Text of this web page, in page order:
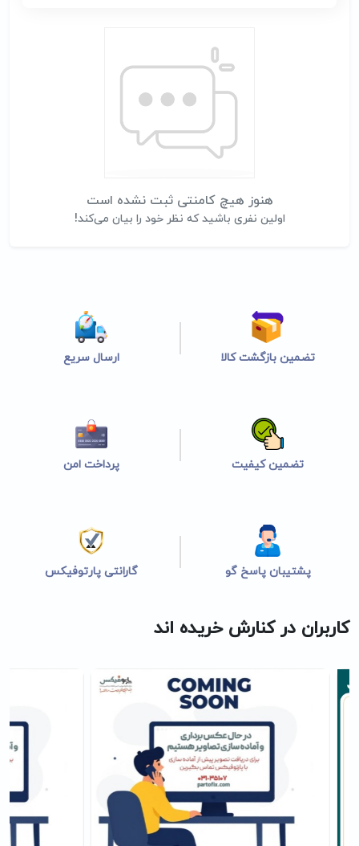
هنوز هیچ کامنتی ثبت نشده است
اولین نفری باشید که نظر خود را بیان می‌کند!
تضمین بازگشت کالا ارسال سریع
تضمین کیفیت پرداخت امن
پشتیبان پاسخ گو گارانتی پارتوفیکس
کاربران در کنارش خریده اند